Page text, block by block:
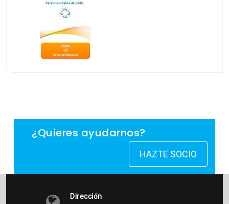
¿Quieres ayudarnos?
HAZTE SOCIO
Dirección